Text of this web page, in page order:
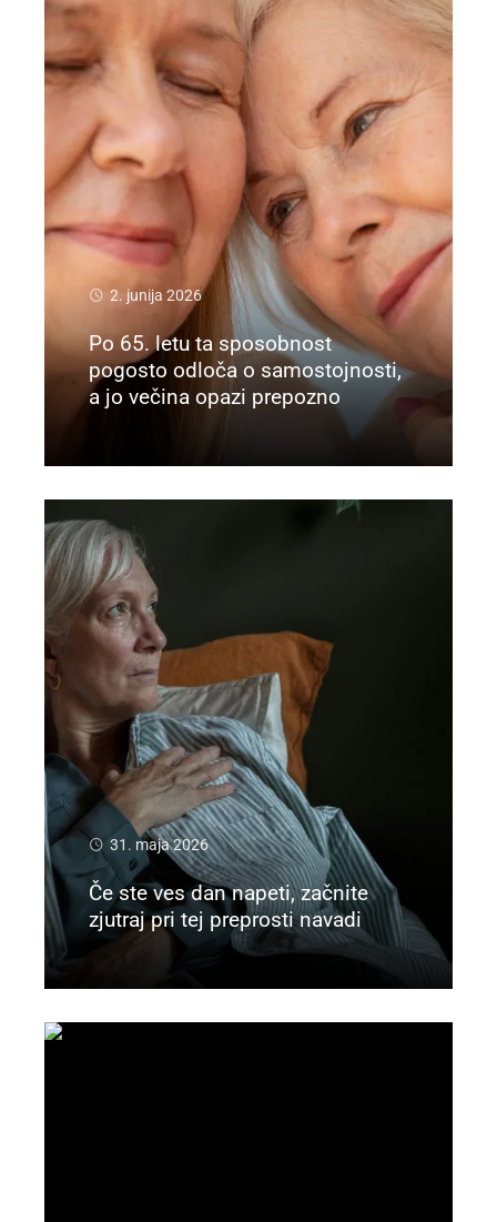
2. junija 2026
Po 65. letu ta sposobnost
pogosto odloča o samostojnosti,
a jo večina opazi prepozno
31. maja 2026
Če ste ves dan napeti, začnite
zjutraj pri tej preprosti navadi